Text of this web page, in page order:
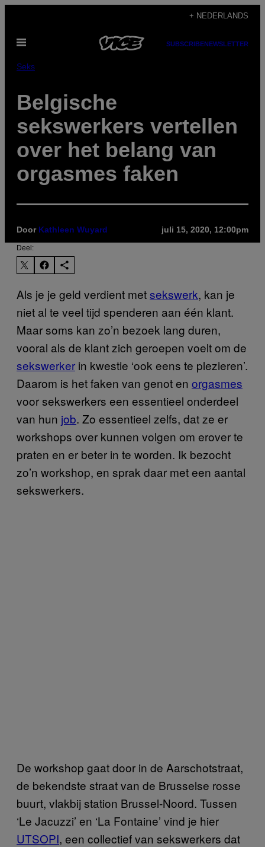
de
inhoud
+ NEDERLANDS
Open
SUBSCRIBENEWSLETTER
Seks
Belgische
sekswerkers vertellen
over het belang van
orgasmes faken
Door Kathleen Wuyard juli 15, 2020, 12:00pm
Deel:
Als je je geld verdient metsekswerk, kan je
niet al te veel tijd spenderen aan één klant.
Maar soms kan zo’n bezoek lang duren,
vooral als de klant zich geroepen voelt om de
sekswerker in kwestie ‘ook eens te plezieren’.
Daarom is het faken van genot en orgasmes
voor sekswerkers een essentieel onderdeel
van hun job. Zo essentieel zelfs, dat ze er
workshops over kunnen volgen om erover te
praten en er beter in te worden. Ik bezocht
zo’n workshop, en sprak daar met een aantal
sekswerkers.
De workshop gaat door in de Aarschotstraat,
de bekendste straat van de Brusselse rosse
buurt, vlakbij station Brussel-Noord. Tussen
‘Le Jacuzzi’ en ‘La Fontaine’ vind je hier
UTSOPI, een collectief van sekswerkers dat